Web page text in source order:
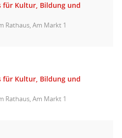
für Kultur, Bildung und
Rathaus, Am Markt 1
für Kultur, Bildung und
Rathaus, Am Markt 1